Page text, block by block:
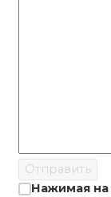
Отправить
Нажимая на